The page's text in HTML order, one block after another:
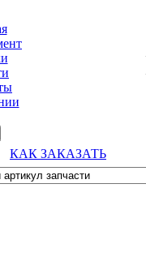
КАК ЗАКАЗАТЬ